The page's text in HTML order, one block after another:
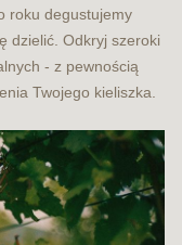
roku degustujemy
dzielić. Odkryj szeroki
- z pewnością
Twojego kieliszka.